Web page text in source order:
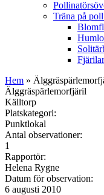
Träna på
Fjärilar
Hem »
Älggräspärlemorfjäril
Källtorp
Platskategori:
Punktlokal
Antal observationer:
1
Rapportör:
Helena Rygne
Datum för observation:
6 augusti 2010